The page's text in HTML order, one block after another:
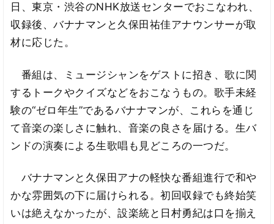
日、東京・渋谷のNHK放送センターでおこなわれ、
収録後、バナナマンと久保田祐佳アナウンサーが取
材に応じた。
番組は、ミュージシャンをゲストに招き、歌に関
するトークやクイズなどをおこなうもの。歌手未経
験の“ゼロ年生”であるバナナマンが、これらを通じ
て音楽の楽しさに触れ、音楽の良さを届ける。生バ
ンドの演奏による生歌唱も見どころの一つだ。
バナナマンと久保田アナの軽快な番組進行で和や
かな雰囲気の下に届けられる。初回収録でも終始笑
いは絶えなかったが、設楽統と日村勇紀は口を揃え